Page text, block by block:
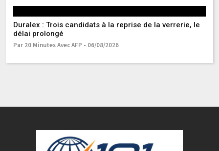
Duralex : Trois candidats à la reprise de la verrerie, le
délai prolongé
Par 20 Minutes Avec AFP - 06/08/2026